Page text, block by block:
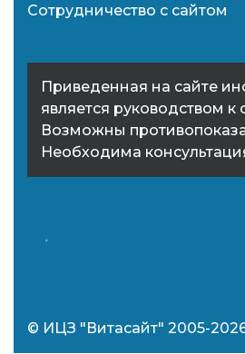
Сотрудничество с сайтом
Приведенная на сайте
является руководством
Возможны
Необходима
© ИЦЗ "Витасайт" 2005-2026